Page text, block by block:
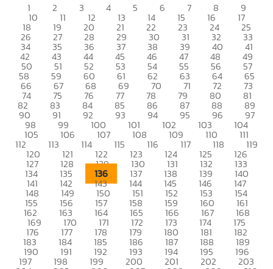
1 2 3 4 5 6 7 8 9
10 11 12 13 14 15 16 17
18 19 20 21 22 23 24 25
26 27 28 29 30 31 32 33
34 35 36 37 38 39 40 41
42 43 44 45 46 47 48 49
50 51 52 53 54 55 56 57
58 59 60 61 62 63 64 65
66 67 68 69 70 71 72 73
74 75 76 77 78 79 80 81
82 83 84 85 86 87 88 89
90 91 92 93 94 95 96 97
98 99 100 101 102 103 104
105 106 107 108 109 110 111
112 113 114 115 116 117 118 119
120 121 122 123 124 125 126
127 128 129 130 131 132 133
134 135 136 137 138 139 140
141 142 143 144 145 146 147
148 149 150 151 152 153 154
155 156 157 158 159 160 161
162 163 164 165 166 167 168
169 170 171 172 173 174 175
176 177 178 179 180 181 182
183 184 185 186 187 188 189
190 191 192 193 194 195 196
197 198 199 200 201 202 203